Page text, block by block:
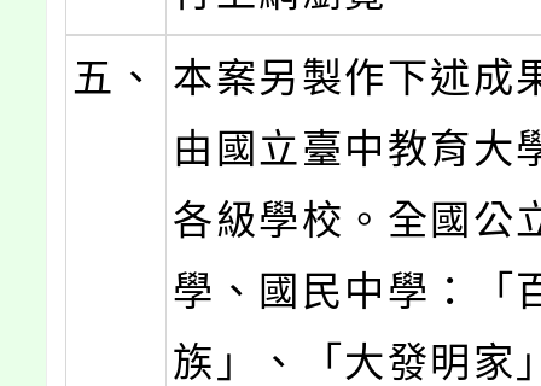
五、
本案另製作下述成
由國立臺中教育大
各級學校。全國公
學、國民中學：「
族」、「大發明家